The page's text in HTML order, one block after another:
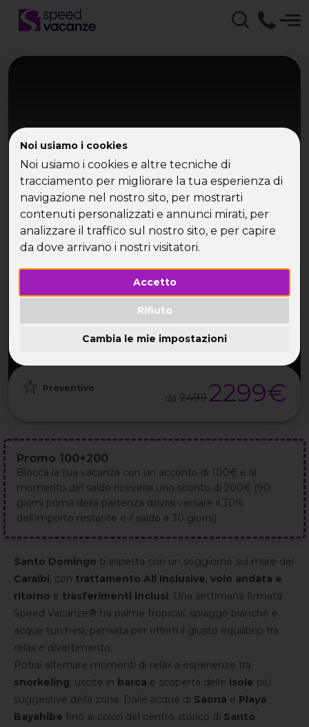
Noi usiamo i cookies
Noi usiamo i cookies e altre tecniche di
tracciamento per migliorare la tua esperienza di
navigazione nel nostro sito, per mostrarti
contenuti personalizzati e annunci mirati, per
analizzare il traffico sul nostro sito, e per capire
da dove arrivano i nostri visitatori.
Accetto
Rifiuto
Cambia le mie impostazioni
Caraibi
Santo Domingo
Caraibi e mare tropicale
13 Feb
Preventivo
da 2499 2299€
Promo 100+200
Blocca la tua vacanza con un acconto di 100€ e al
momento del saldo riceverai uno sconto di 200€ (90
giorni prima della partenza dovrai versare il 30%
dell'importo restante e il saldo a 30 giorni)
Santo Domingo ti aspetta con un soggiorno sul mare dei
Caraibi, con trattamento All Inclusive, volo andata e
ritorno e trasferimenti inclusi. Una settimana firmata
Speed Vacanze® tra palme tropicali, spiagge bianche e
acque turchesi, pensata per offrirti il giusto equilibrio tra
relax e divertimento.
Potrai alternare momenti di relax a esperienze tra
snorkeling, uscite in barca e scoperta delle isole più
suggestive della zona. Dalle acque di Saona e Playa
Bayahibe fino ai colori del centro storico di Santo